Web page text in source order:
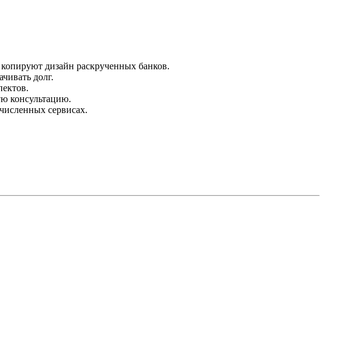
дизайн раскрученных банков.
долг.
консультацию.
сервисах.